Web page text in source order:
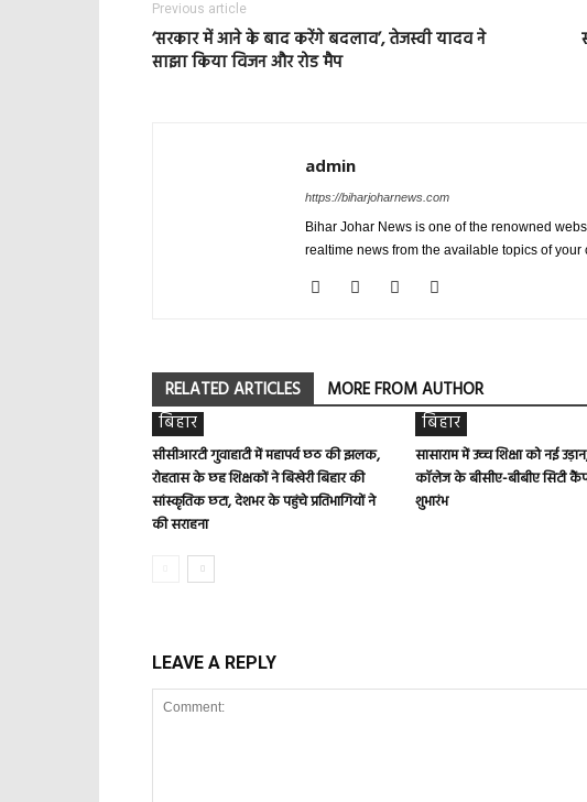
Previous article
‘सरकार में आने के बाद करेंगे बदलाव’, तेजस्वी यादव ने
साझा किया विजन और रोड मैप
admin
https://biharjoharnews.com
Bihar Johar News is one of the renowned
realtime news from the available topics of
RELATED ARTICLES
MORE FROM AUTHOR
बिहार
सीसीआरटी गुवाहाटी में महापर्व छठ की झलक,
रोहतास के छह शिक्षकों ने बिखेरी बिहार की
सांस्कृतिक छटा, देशभर के पहुंचे प्रतिभागियों ने
की सराहना
बिहार
सासाराम में उच्च शिक्षा को नई
कॉलेज के बीसीए-बीबीए सिटी
शुभारंभ
LEAVE A REPLY